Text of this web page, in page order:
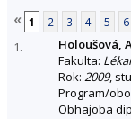
« 1 2 3 4 5 6
1.
Holoušová,
Fakulta:
Rok: 2009,
Program/
Obhajoba